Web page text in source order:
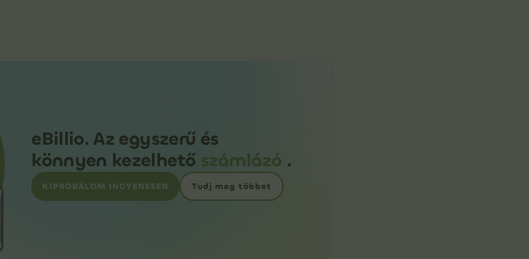
eBillio. Az egyszerű és
könnyen kezelhető számlázó .
KIPROBÁLOM INGYENESEN Tudj meg többet